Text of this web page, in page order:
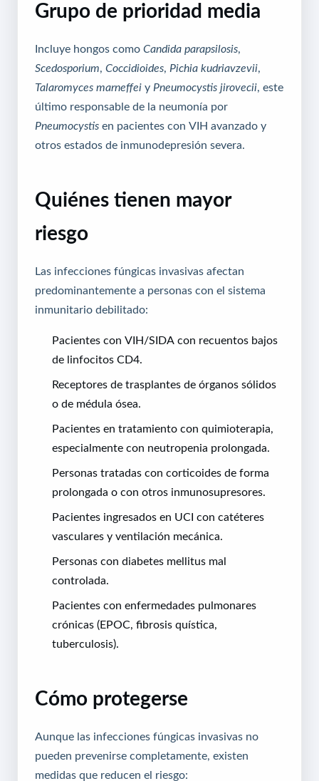
Grupo de prioridad media
Incluye hongos como Candida parapsilosis,
Scedosporium, Coccidioides, Pichia kudriavzevii,
Talaromyces marneffei y Pneumocystis jirovecii, este
último responsable de la neumonía por
Pneumocystis en pacientes con VIH avanzado y
otros estados de inmunodepresión severa.
Quiénes tienen mayor
riesgo
Las infecciones fúngicas invasivas afectan
predominantemente a personas con el sistema
inmunitario debilitado:
Pacientes con VIH/SIDA con recuentos bajos
de linfocitos CD4.
Receptores de trasplantes de órganos sólidos
o de médula ósea.
Pacientes en tratamiento con quimioterapia,
especialmente con neutropenia prolongada.
Personas tratadas con corticoides de forma
prolongada o con otros inmunosupresores.
Pacientes ingresados en UCI con catéteres
vasculares y ventilación mecánica.
Personas con diabetes mellitus mal
controlada.
Pacientes con enfermedades pulmonares
crónicas (EPOC, fibrosis quística,
tuberculosis).
Cómo protegerse
Aunque las infecciones fúngicas invasivas no
pueden prevenirse completamente, existen
medidas que reducen el riesgo: